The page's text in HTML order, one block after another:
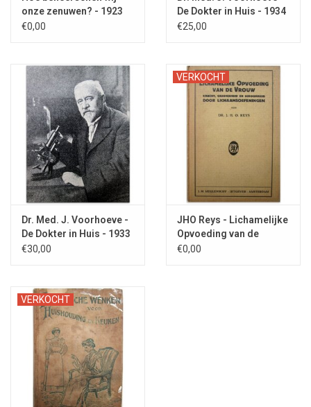
Als geneesmiddel is Absynth thee geschikt en bij het
onderwerp Onanismus lezen we: "Masturbatie - De geheime
verzwakking en de bron van ernstige ziekten, als de
ontstekingen van het ruggemerg en van de hersenen, de
hysteria, de krankzinnigheid [sic]."
onze zenuwen? - 1923
€0,00
De Dokter in Huis - 1934
€25,00
Dr. Med. J. Voorhoeve -
De Dokter in Huis - 1933
€30,00
VERKOCHT
JHO Reys - Lichamelijke
Opvoeding van de
Vrouw - 1927
€0,00
VERKOCHT